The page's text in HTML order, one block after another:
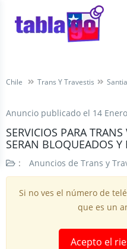
Chile Trans Y Travestis
Anuncio publicado el 14
SERVICIOS PARA
SERAN BLOQUEADOS Y
: Anuncios de Trans y
Si no ves el número de
que es un
Acepto el